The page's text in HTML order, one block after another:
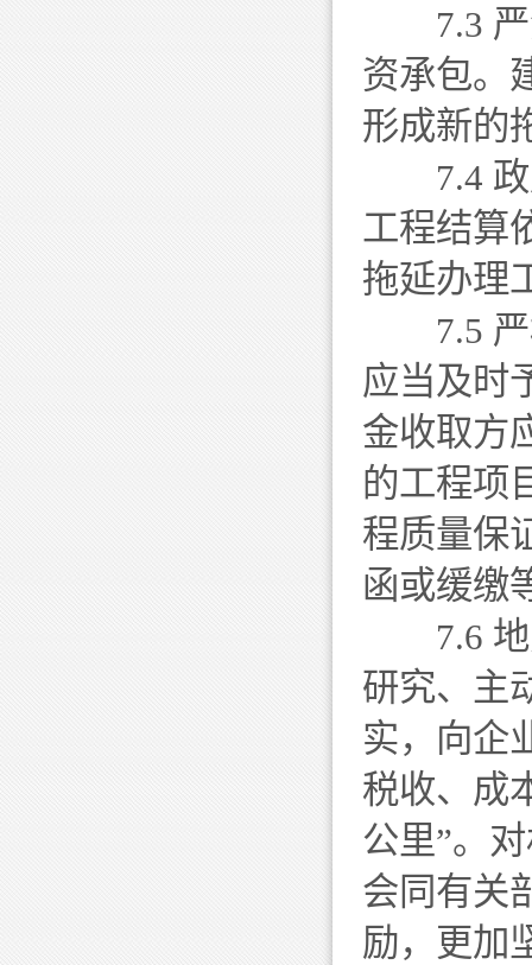
7.3 严
资承包。
形成新的
7.4 政
工程结算
拖延办理
7.5 严
应当及时
金收取方
的工程项
程质量保
函或缓缴
7.6 地
研究、主
实，向企
税收、成
公里”。
会同有关
励，更加